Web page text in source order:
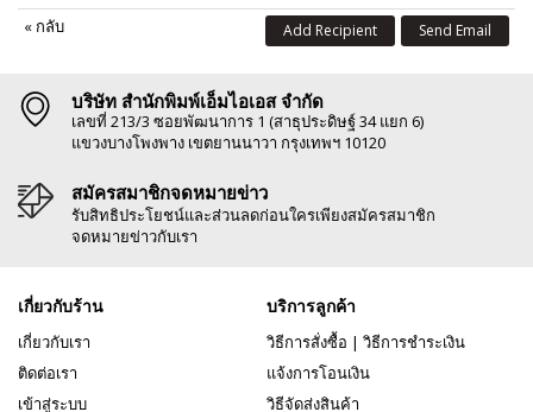
« กลับ Send Email
Add Recipient
บริษัท สำนักพิมพ์เอ็มไอเอส จำกัด
เลขที่ 213/3 ซอยพัฒนาการ 1 (สาธุประดิษฐ์ 34 แยก 6)
แขวงบางโพงพาง เขตยานนาวา กรุงเทพฯ 10120
สมัครสมาชิกจดหมายข่าว
รับสิทธิประโยชน์และส่วนลดก่อนใครเพียงสมัครสมาชิก
จดหมายข่าวกับเรา
เกี่ยวกับร้าน
เกี่ยวกับเรา
ติดต่อเรา
เข้าสู่ระบบ
บริการลูกค้า
วิธีการสั่งซื้อ | วิธีการชำระเงิน
แจ้งการโอนเงิน
วิธีจัดส่งสินค้า